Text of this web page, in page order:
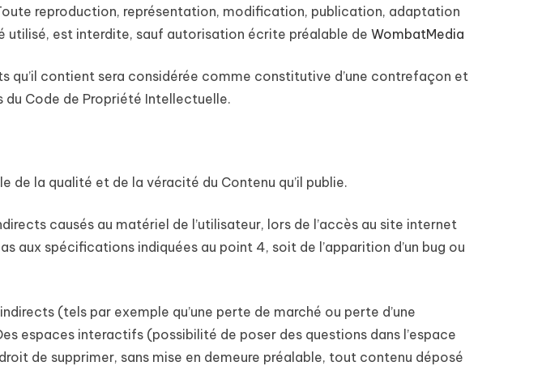
reproduction, représentation, modification, publication, adaptation
utilisé, est interdite, sauf autorisation écrite préalable deWombatMedia
qu’il contient sera considérée comme constitutive d’une contrefaçon et
Code de Propriété Intellectuelle.
de la qualité et de la véracité du Contenu qu’il publie.
causés au matériel de l’utilisateur, lors de l’accès au site internet
aux spécifications indiquées au point 4, soit de l’apparition d’un bug ou
(tels par exemple qu’une perte de marché ou perte d’une
espaces interactifs (possibilité de poser des questions dans l’espace
de supprimer, sans mise en demeure préalable, tout contenu déposé